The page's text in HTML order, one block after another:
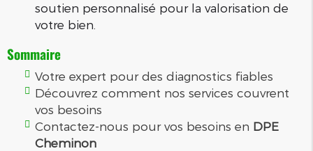
soutien personnalisé pour la valorisation de
votre bien.
Sommaire
Votre expert pour des diagnostics fiables
Découvrez comment nos services couvrent
vos besoins
Contactez-nous pour vos besoins en DPE
Cheminon